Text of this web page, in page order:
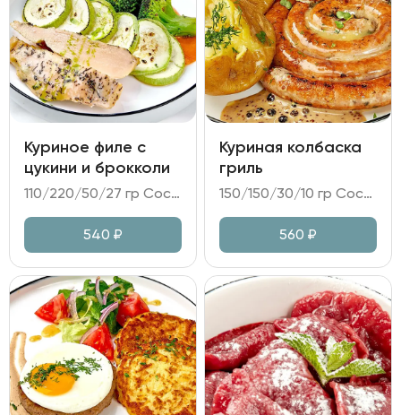
Куриное филе с
цукини и брокколи
110/220/50/27 гр Состав: - куриное филе су-вид; - цукини, брокколи; - соус из печенного перца; - масло укропное, масло растительное, зелень.
540 ₽
Куриная колбаска
гриль
150/150/30/10 гр Состав: - колбаса куриная; - картофель в золе; овощная икра Рататуй; - соус перечный; - горчица.
560 ₽